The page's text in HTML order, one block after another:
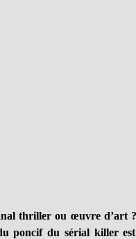
thriller ou œuvre d’art ?
poncif du sérial killer